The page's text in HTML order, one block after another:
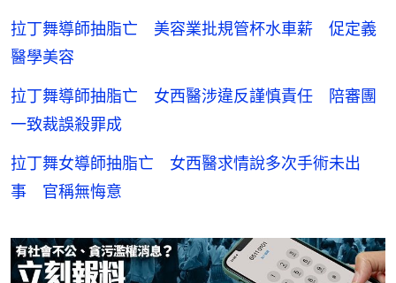
拉丁舞導師抽脂亡 美容業批規管杯水車薪 促定義
醫學美容
拉丁舞導師抽脂亡 女西醫涉違反謹慎責任 陪審團
一致裁誤殺罪成
拉丁舞女導師抽脂亡 女西醫求情說多次手術未出
事 官稱無悔意